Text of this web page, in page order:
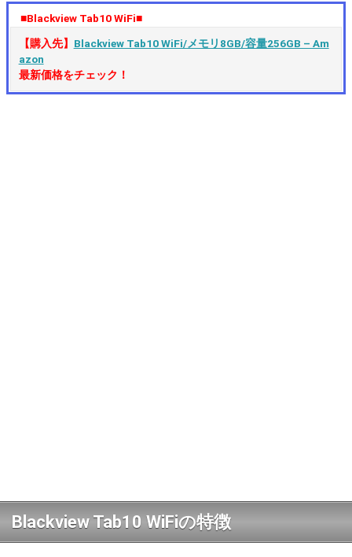
■Blackview Tab10 WiFi■
【購入先】 Blackview Tab10 WiFi/メモリ8GB/容量256GB – Am
azon
最新価格をチェック！
Blackview Tab10 WiFiの特徴